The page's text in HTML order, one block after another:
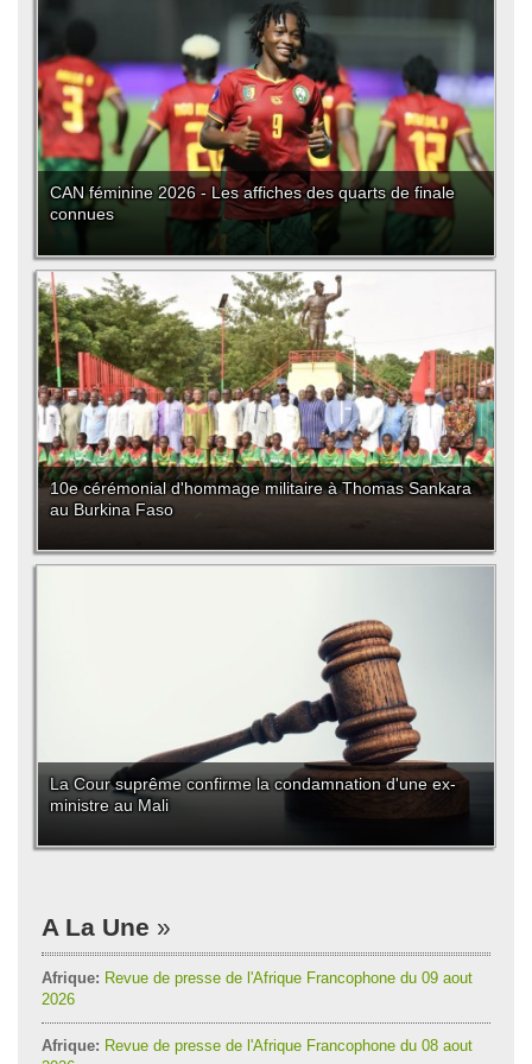
CAN féminine 2026 - Les affiches des quarts de finale
connues
10e cérémonial d'hommage militaire à Thomas Sankara
au Burkina Faso
La Cour suprême confirme la condamnation d'une ex-
ministre au Mali
A La Une
Afrique: Revue de presse de l'Afrique Francophone du 09 aout
2026
Afrique: Revue de presse de l'Afrique Francophone du 08 aout